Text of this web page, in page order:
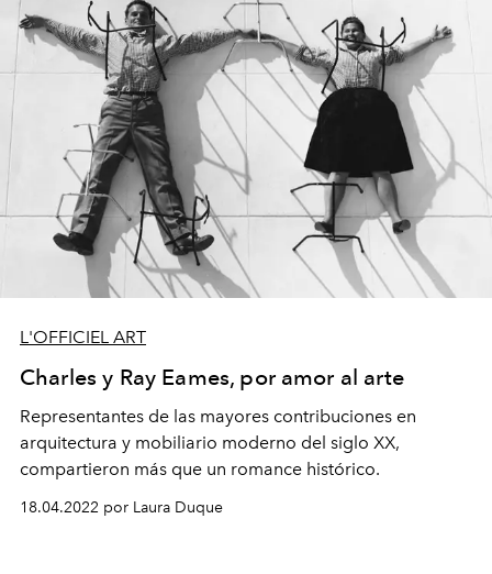
L'OFFICIEL ART
Charles y Ray Eames, por amor al arte
Representantes de las mayores contribuciones en
arquitectura y mobiliario moderno del siglo XX,
compartieron más que un romance histórico.
18.04.2022 por Laura Duque